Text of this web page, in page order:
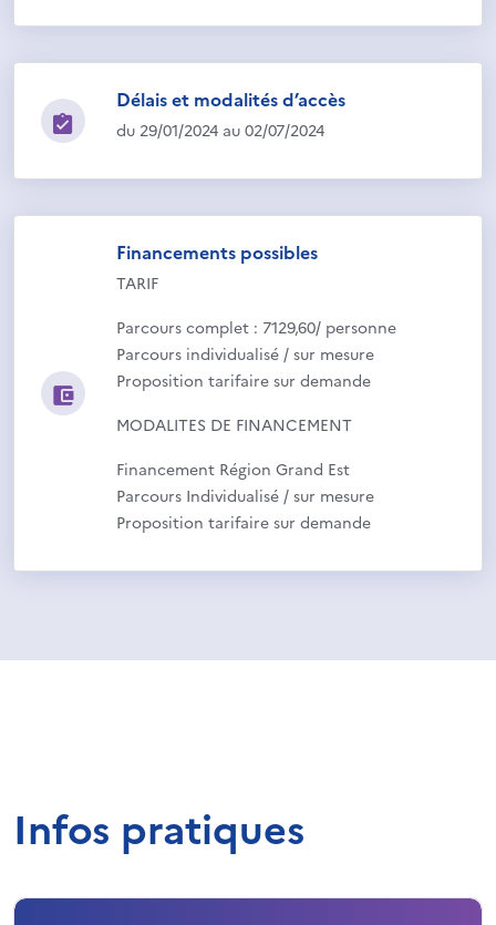
Délais et modalités d’accès
du 29/01/2024 au 02/07/2024
Financements possibles
TARIF
Parcours complet : 7129,60/ personne
Parcours individualisé / sur mesure
Proposition tarifaire sur demande
MODALITES DE FINANCEMENT
Financement Région Grand Est
Parcours Individualisé / sur mesure
Proposition tarifaire sur demande
Infos pratiques